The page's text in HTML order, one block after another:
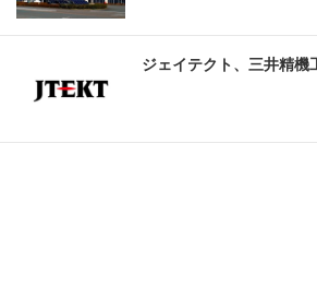
ジェイテクト、三井精機